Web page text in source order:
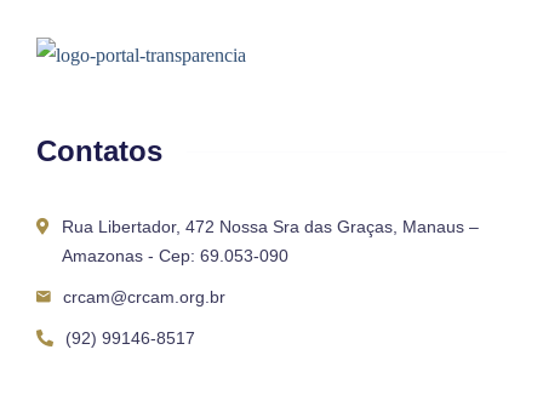
Contatos
Rua Libertador, 472 Nossa Sra das Graças, Manaus –
Amazonas - Cep: 69.053-090
crcam@crcam.org.br
(92) 99146-8517